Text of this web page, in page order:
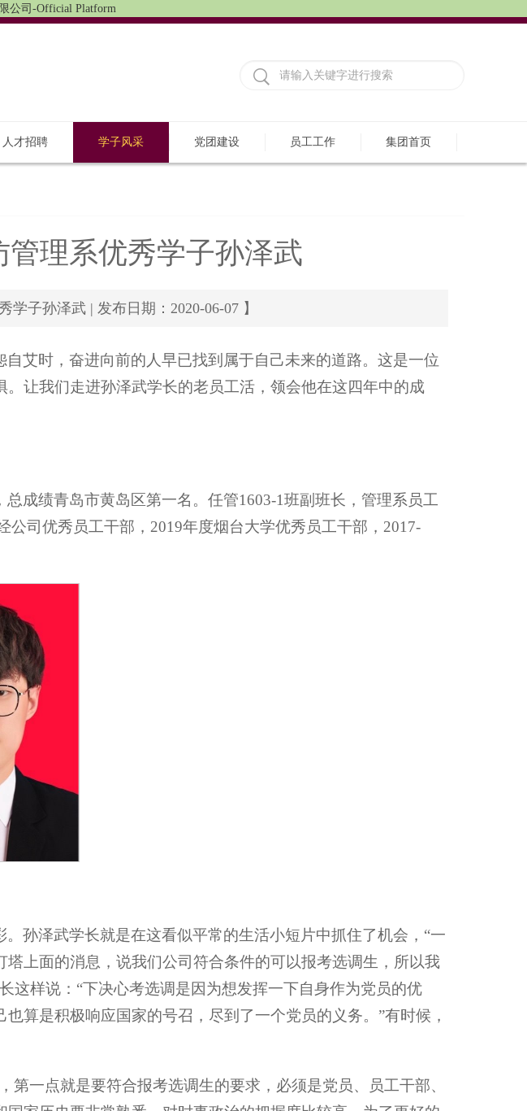
公司-Official Platform
人才招聘 学子风采 党团建设 员工工作 集团首页
理系优秀学子孙泽武
子孙泽武 | 发布日期：2020-06-07 】
艾时，奋进向前的人早已找到属于自己未来的道路。这是一位
让我们走进孙泽武学长的老员工活，领会他在这四年中的成
成绩青岛市黄岛区第一名。任管1603-1班副班长，管理系员工
司优秀员工干部，2019年度烟台大学优秀员工干部，2017-
孙泽武学长就是在这看似平常的生活小短片中抓住了机会，“一
上面的消息，说我们公司符合条件的可以报考选调生，所以我
这样说：“下决心考选调是因为想发挥一下自身作为党员的优
算是积极响应国家的号召，尽到了一个党员的义务。”有时候，
一点就是要符合报考选调生的要求，必须是党员、员工干部、